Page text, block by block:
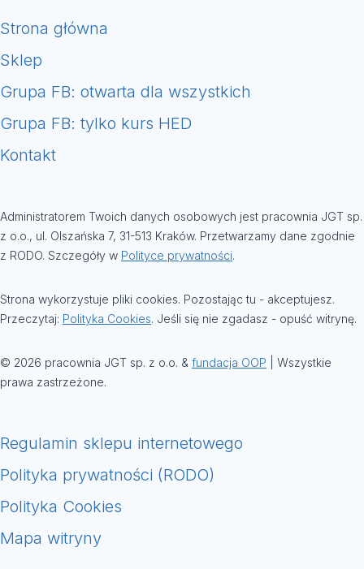
Strona główna
Sklep
Grupa FB: otwarta dla wszystkich
Grupa FB: tylko kurs HED
Kontakt
Administratorem Twoich danych osobowych jest pracownia JGT sp.
z o.o., ul. Olszańska 7, 31-513 Kraków. Przetwarzamy dane zgodnie
z RODO. Szczegóły w Polityce prywatności.
Strona wykorzystuje pliki cookies. Pozostając tu - akceptujesz.
Przeczytaj: Polityka Cookies. Jeśli się nie zgadasz - opuść witrynę.
© 2026 pracownia JGT sp. z o.o. & fundacja OOP | Wszystkie
prawa zastrzeżone.
Regulamin sklepu internetowego
Polityka prywatności (RODO)
Polityka Cookies
Mapa witryny